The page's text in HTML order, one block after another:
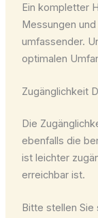
Ein kompletter
Messungen
umfassender.
optimalen
Zugänglichkeit
Die
ebenfalls die
ist leichter
erreichbar ist.
Bitte stellen